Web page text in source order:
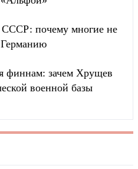
почему многие не
Германию
финнам: зачем Хрущев
военной базы